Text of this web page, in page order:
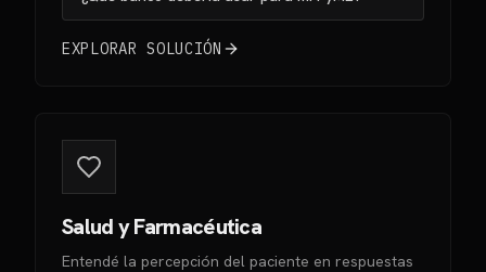
EXPLORAR SOLUCIÓN
Salud y Farmacéutica
Entendé la percepción del paciente en respuestas